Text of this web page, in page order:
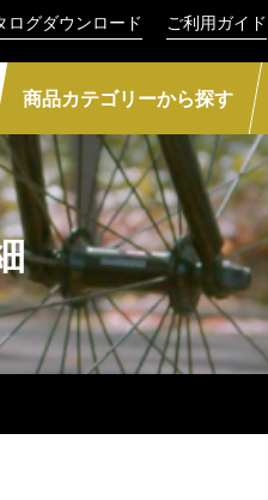
ログダウンロード ご利用ガイド
商品カテゴリーから探す